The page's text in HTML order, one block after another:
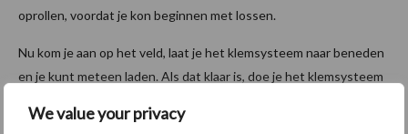
We value your privacy
oprollen, voordat je kon beginnen met lossen.
Nu kom je aan op het veld, laat je het klemsysteem naar beneden
en je kunt meteen laden. Als dat klaar is, doe je het klemsysteem
bovenste rij vast en klemt op die manier de andere lagen. In de